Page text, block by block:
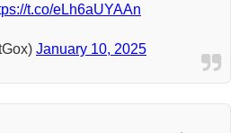
t.co/eLh6aUYAAn
January 10, 2025